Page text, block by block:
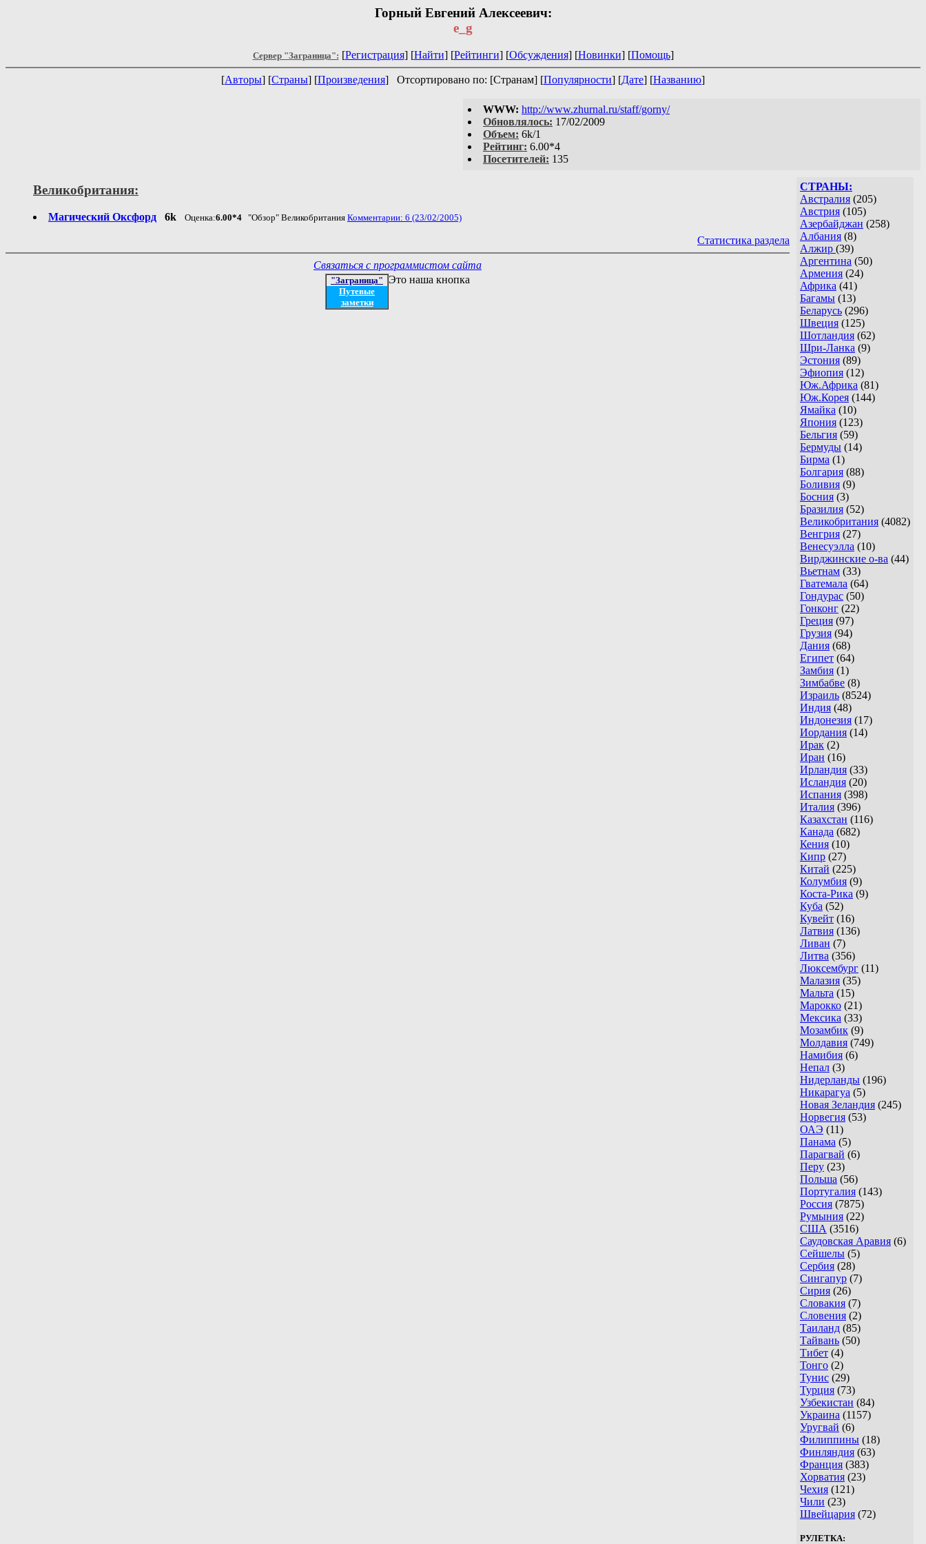
Горный Евгений Алексеевич:
e_g
Сервер "Заграница": [Регистрация] [Найти] [Рейтинги] [Обсуждения] [Новинки] [Помощь]
[Авторы] [Страны] [Произведения] Отсортировано по: [Странам] [Популярности] [Дате] [Названию]
WWW: http://www.zhurnal.ru/staff/gorny/
Обновлялось: 17/02/2009
Объем: 6k/1
Рейтинг: 6.00*4
Посетителей: 135
СТРАНЫ:
Австралия (205)
Австрия (105)
Азербайджан (258)
Албания (8)
Алжир (39)
Аргентина (50)
Армения (24)
Африка (41)
Багамы (13)
Беларусь (296)
Швеция (125)
Шотландия (62)
Шри-Ланка (9)
Эстония (89)
Эфиопия (12)
Юж.Африка (81)
Юж.Корея (144)
Ямайка (10)
Япония (123)
Бельгия (59)
Бермуды (14)
Бирма (1)
Болгария (88)
Боливия (9)
Босния (3)
Бразилия (52)
Великобритания (4082)
Венгрия (27)
Венесуэлла (10)
Вирджинские о-ва (44)
Вьетнам (33)
Гватемала (64)
Гондурас (50)
Гонконг (22)
Греция (97)
Грузия (94)
Дания (68)
Египет (64)
Замбия (1)
Зимбабве (8)
Израиль (8524)
Индия (48)
Индонезия (17)
Иордания (14)
Ирак (2)
Иран (16)
Ирландия (33)
Исландия (20)
Испания (398)
Италия (396)
Казахстан (116)
Канада (682)
Кения (10)
Кипр (27)
Китай (225)
Колумбия (9)
Коста-Рика (9)
Куба (52)
Кувейт (16)
Латвия (136)
Ливан (7)
Литва (356)
Люксембург (11)
Малазия (35)
Мальта (15)
Марокко (21)
Мексика (33)
Мозамбик (9)
Молдавия (749)
Намибия (6)
Непал (3)
Нидерланды (196)
Никарагуа (5)
Новая Зеландия (245)
Норвегия (53)
ОАЭ (11)
Панама (5)
Парагвай (6)
Перу (23)
Польша (56)
Португалия (143)
Россия (7875)
Румыния (22)
США (3516)
Саудовская Аравия (6)
Сейшелы (5)
Сербия (28)
Сингапур (7)
Сирия (26)
Словакия (7)
Словения (2)
Таиланд (85)
Тайвань (50)
Тибет (4)
Тонго (2)
Тунис (29)
Турция (73)
Узбекистан (84)
Украина (1157)
Уругвай (6)
Филиппины (18)
Финляндия (63)
Франция (383)
Хорватия (23)
Чехия (121)
Чили (23)
Швейцария (72)
РУЛЕТКА:
Великобритания:
Магический Оксфорд 6k Оценка:6.00*4 "Обзор" Великобритания Комментарии: 6 (23/02/2005)
Статистика раздела
Связаться с программистом сайта
"Заграница"
Путевые
заметки
Это наша кнопка